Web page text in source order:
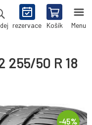
rezervace Košík Menu
255/50 R 18
-45%